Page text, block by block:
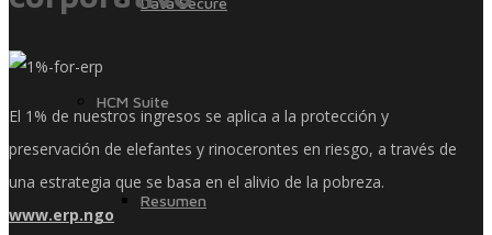
HCM Suite
Resumen
El 1% de nuestros ingresos se aplica a la protección y
preservación de elefantes y rinocerontes en riesgo, a través de
una estrategia que se basa en el alivio de la pobreza.
www.erp.ngo